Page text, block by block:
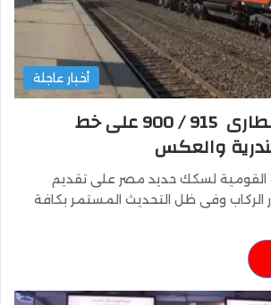
أخبار عاجلة
تعديل تركيب قطارى 915 / 900 على خط
والعكس
القومية لسكك حديد مصر على تقديم
وفى ظل التحديث المستمر بكافة